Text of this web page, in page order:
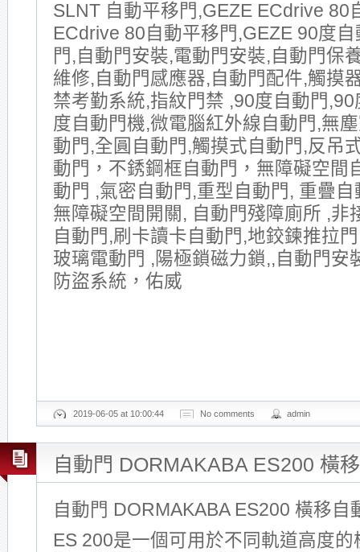
SLNT 自動平移門,GEZE ECdrive 80
ECdrive 80自動平移門,GEZE 90度
門,自動門安裝,電動門安裝,自動門保
維修,自動門感應器,自動門配件,觸摸
禁考勤系統,指紋門禁 ,90度自動門
度自動門機,微電腦紅外線自動門,無
動門,全圓自動門,觸摸式自動門,反吊
動門，不銹鋼框自動門，無障礙空間
動門 ,氣密自動門,重型自動門, 重疊
無障礙空間開關, 自動門殘障廁所 ,非
自動門,刷卡讀卡自動門,地鉸鍊推拉
玻璃電動門 ,陽極鎖磁力鎖,,自動門安
防盜系統，佑威
2019-06-05 at 10:00:44 No comments admin
自動門 DORMAKABA ES200 橫
自動門 DORMAKABA ES200 橫移自
ES 200是一個可用於不同軌道高度